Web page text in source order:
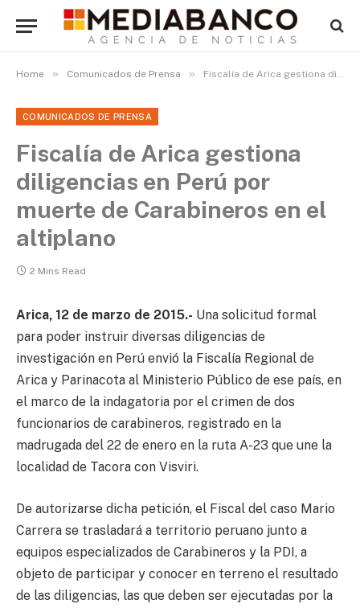
Home » Comunicados de Prensa » Fiscalía de Arica gestiona diligencias en Perú por muerte de Carabineros en el altiplano
COMUNICADOS DE PRENSA
Fiscalía de Arica gestiona
diligencias en Perú por
muerte de Carabineros en el
altiplano
2 Mins Read
Arica, 12 de marzo de 2015.- Una solicitud formal
para poder instruir diversas diligencias de
investigación en Perú envió la Fiscalía Regional de
Arica y Parinacota al Ministerio Público de ese país, en
el marco de la indagatoria por el crimen de dos
funcionarios de carabineros, registrado en la
madrugada del 22 de enero en la ruta A-23 que une la
localidad de Tacora con Visviri.
De autorizarse dicha petición, el Fiscal del caso Mario
Carrera se trasladará a territorio peruano junto a
equipos especializados de Carabineros y la PDI, a
objeto de participar y conocer en terreno el resultado
de las diligencias, las que deben ser ejecutadas por la